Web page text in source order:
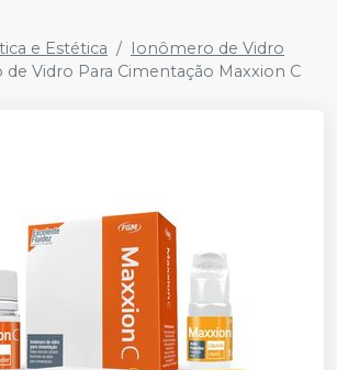
e Estética
Ionômero de Vidro
Vidro Para Cimentação Maxxion C